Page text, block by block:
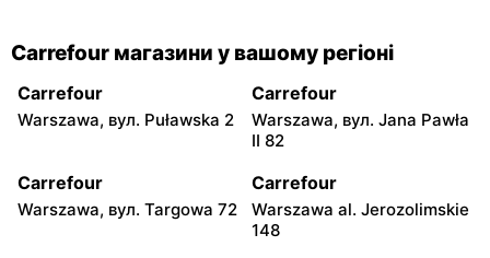
Carrefour магазини у вашому регіоні
Carrefour
Warszawa, вул. Puławska 2
Carrefour
Warszawa, вул. Jana Pawła
II 82
Carrefour
Warszawa, вул. Targowa 72
Carrefour
Warszawa al. Jerozolimskie
148